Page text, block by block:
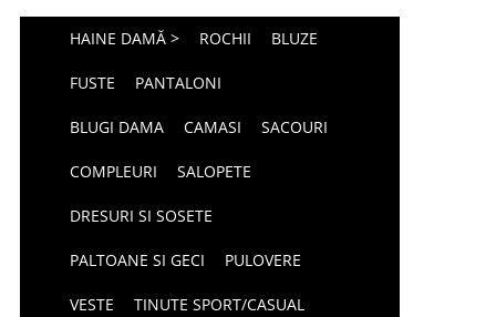
HAINE DAMĂ > ROCHII BLUZE
FUSTE PANTALONI
BLUGI DAMA CAMASI SACOURI
COMPLEURI SALOPETE
DRESURI SI SOSETE
PALTOANE SI GECI PULOVERE
VESTE TINUTE SPORT/CASUAL